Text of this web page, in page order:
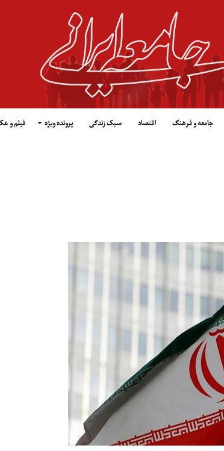
جامعه و فرهنگ اقتصاد سبک زندگی پرونده ویژه فیلم و